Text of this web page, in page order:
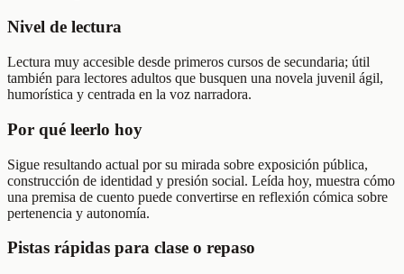
Nivel de lectura
Lectura muy accesible desde primeros cursos de secundaria; útil
también para lectores adultos que busquen una novela juvenil ágil,
humorística y centrada en la voz narradora.
Por qué leerlo hoy
Sigue resultando actual por su mirada sobre exposición pública,
construcción de identidad y presión social. Leída hoy, muestra cómo
una premisa de cuento puede convertirse en reflexión cómica sobre
pertenencia y autonomía.
Pistas rápidas para clase o repaso